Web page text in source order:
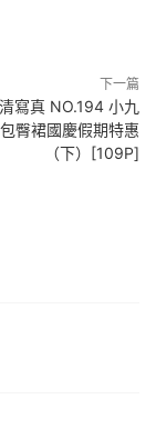
下一篇
寫真 NO.194 小九
臀裙國慶假期特惠
（下）[109P]